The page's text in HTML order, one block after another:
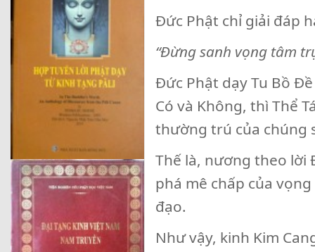
Đức Phật chỉ giải đáp
“Đừng sanh vọng tâm
Đức Phật dạy Tu Bồ
Có và Không, thì Thể
thường trú của chúng
Thế là, nương theo lời
phá mê chấp của
đạo.
Như vậy, kinh Kim